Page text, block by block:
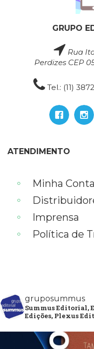
GRUPO
Rua
Perdizes CEP
Tel.: (11)
ATENDIMENTO
Minha
Imprensa
Política de
gruposummus
Summus Editorial,
Edições, Plexus